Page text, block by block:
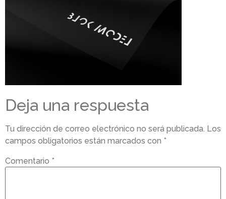
Deja una respuesta
Tu dirección de correo electrónico no será publicada. Los
campos obligatorios están marcados con *
Comentario *